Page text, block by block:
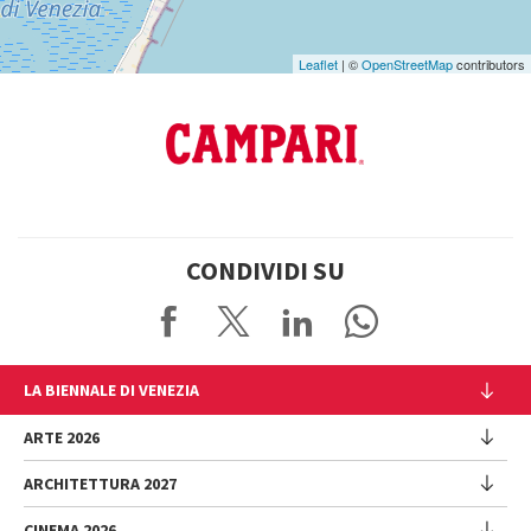
Leaflet | ©OpenStreetMapcontributors
CONDIVIDI SU
LA BIENNALE DI VENEZIA
L'Istituzione
Cariche istituzionali
Storia
Luoghi
ARTE 2026
Esposizione
ARCHITETTURA 2027